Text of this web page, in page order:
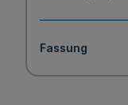
Fassung